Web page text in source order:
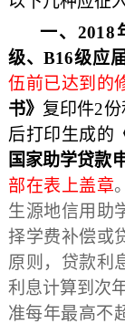
一、2018
级、B16级应
伍前已达到的
书》 复印件2
后打印生成的
国家助学贷款
部在表上盖章
生源地信用助
择学费补偿或
原则，贷款利
利息计算到次
准每年最高不